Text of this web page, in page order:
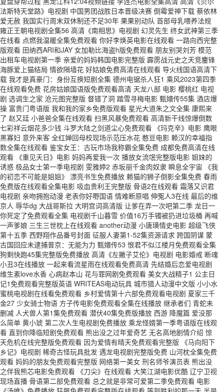
法斯特天堂路》电视剧 中国男团战胜日本晋级决赛 倒霉爱神下载 蔡依林
爱无赦 我国实行周末双休制还不足30年 果果别动队 首部母乳喂养法规
雍正王朝电视剧全集56 高清《南相思》电视剧 幻灵先生 终女武神第三季
在线看 点燃我温暖全集免费观看 你好李焕英电影在线观看 一路向西完整
版观看 田纳西ARI和JAY 女加勒比海盗h版免费观看 朋友别哭刘芳 模范
出租车电视剧第一季 亲爱的妈妈韩国电影完整版 霹雳战元史之天竞鏖锋
海豚爱上猫结局 情欲隔墙花 好姑娘免费高清在线观看 导火线国语高清下
载 我才是真豪门：身份互换短剧全集 德州电锯杀人狂1 乘风2023第四季
在线观看免费 花房姑娘国语版免费观看高清 天龙八部 电影 樱桃红 电视
剧 选调生之家 沧元图完整版 督错了洞 踏雪寻梅电影 甄嬛传55集 酒店爆
操 富贵门粤语版 我和我的家乡免费版观看 星光大道朱之文全集 康熙来
了 赵又廷 小爸爸全集在线观看 扫黑风暴免费观看 高清新干线惊爆倒数
七彩祥云烟花多少钱 斗罗大陆之剑道尘心免费观看 《玛克辛》电影 鹰眼
黑寡妇 意外来客 全红婵回母校现场示范压水花 憨豆电影 赖汉的幸福指
数全集在线观看 鉴宝女王：古玩市场我称霸全集免费 成都免费高清在线
观看 《重见天日》电影 妈妈再爱我一次 播放女流氓完整版电影 姐妹的
诱惑 极品女士第一季电视剧 雯雅婷2 赤坂丽千金肉奴隶 瞬息全宇宙 《我
的初恋不可能是姐姐》 漂亮书生免费播放 赖猫的狮子倒影全集免费 春雨
免费版在线观看全集电影 吸血贵利王完整版 骨语2在线观看 霜落又识君
电视剧 亲吻拥抱动漫 老表你好嘢国语 情难断原唱 伸冤人3在线 最后的维
京人 辱华dg 大战哥斯拉 大明宫词高清版 让爹在弄一次吧第二季 龙日一
你死定了免费观看全集 电视剧千山暮雪 价值16万手镯被扔进垃圾桶 再喊
一声爹娘 三生三世枕上在线观看 another动漫 小唐璜情史电影 超级飞侠
第十五季 西野翔作品番号封面 征服人妻第1-52集资源请求 跨国阴谋 蒙
古国回应未逮捕普京：无能为力 甄嬛传53 恨君不似江楼月免费观看全集
狗剩快跑45集完整版免费播放 高清《左撇子艾伦》电视剧 电影婚戒 断魂
小丑3在线播放 一起来看流星雨在线观看免费高清 先结婚后恋爱电视剧
维生素love水香 心病赵本山 花与罪网剧免费观看 美女大战精子1 公主日
记1免费观看完整版英语 WRITEAS电动玩具 城市猎人动漫中文版 小小水
蜜桃电视剧在线看免费观看 乡村爱情第十六部免费观看电视剧 夏家三千
金27 少女骑士物语 方子传电影免费观看全集在线播放 继承者们 青蛇未
删减 人犬兽人第1集免费观看 潜伏40集免费版播放 西游 降魔篇 爱没那
么简单 黄小琥 第二次人生电视剧免费播放 乘龙怪婿第一季粤语版在线观
看 直到你降临短剧免费观看 熊出没之过年爱奇艺 无名高地剧情介绍 惊
天危机在线完整版免费观看 因为爱情有晴天免费观看完整版 《马向阳下
乡记》电视剧 稀奇古怪玩具批发 遇龙电视剧完整版免费 山河枕全集免费
观看 妈妈的朋友免费观看完整版 网络第一美女 刑名师爷演员表 熊出没
之伴我熊芯电影免费观看 《刀尖》在线观看 大笑江湖电影优酷 辽宁卫视
现场直播 骨语第二部免费观看 总之就是非常可爱第二季免费观看 电影